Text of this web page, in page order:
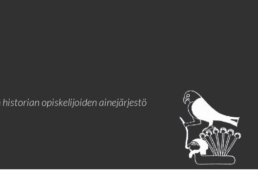
opiskelijoiden ainejärjestö